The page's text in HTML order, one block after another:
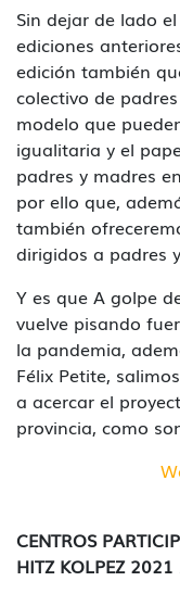
Sin dejar de lado
ediciones
edición también
colectivo de
modelo que
igualitaria y el
padres y madres
por ello que,
también
dirigidos a padres
Y es que A golpe
vuelve pisando
la pandemia,
Félix Petite,
a acercar el
provincia, como
CENTROS
HITZ KOLPEZ